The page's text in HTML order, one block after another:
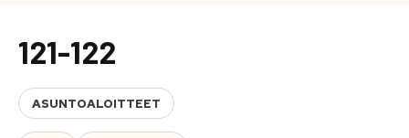
121-122
ASUNTOALOITTEET